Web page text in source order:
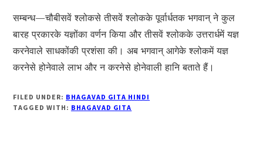
सम्बन्ध—चौबीसवें श्लोकसे तीसवें श्लोकके पूर्वार्धतक भगवान् ने कुल
बारह प्रकारके यज्ञोंका वर्णन किया और तीसवें श्लोकके उत्तरार्धमें यज्ञ
करनेवाले साधकोंकी प्रशंसा की। अब भगवान् आगेके श्लोकमें यज्ञ
करनेसे होनेवाले लाभ और न करनेसे होनेवाली हानि बताते हैं।
FILED UNDER: BHAGAVAD GITA HINDI
TAGGED WITH: BHAGAVAD GITA